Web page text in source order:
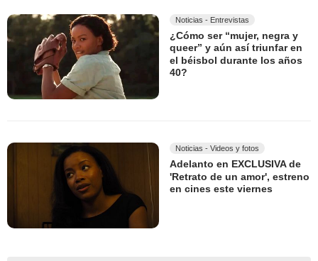
Noticias - Entrevistas
¿Cómo ser “mujer, negra y
queer” y aún así triunfar en
el béisbol durante los años
40?
Noticias - Videos y fotos
Adelanto en EXCLUSIVA de
'Retrato de un amor', estreno
en cines este viernes